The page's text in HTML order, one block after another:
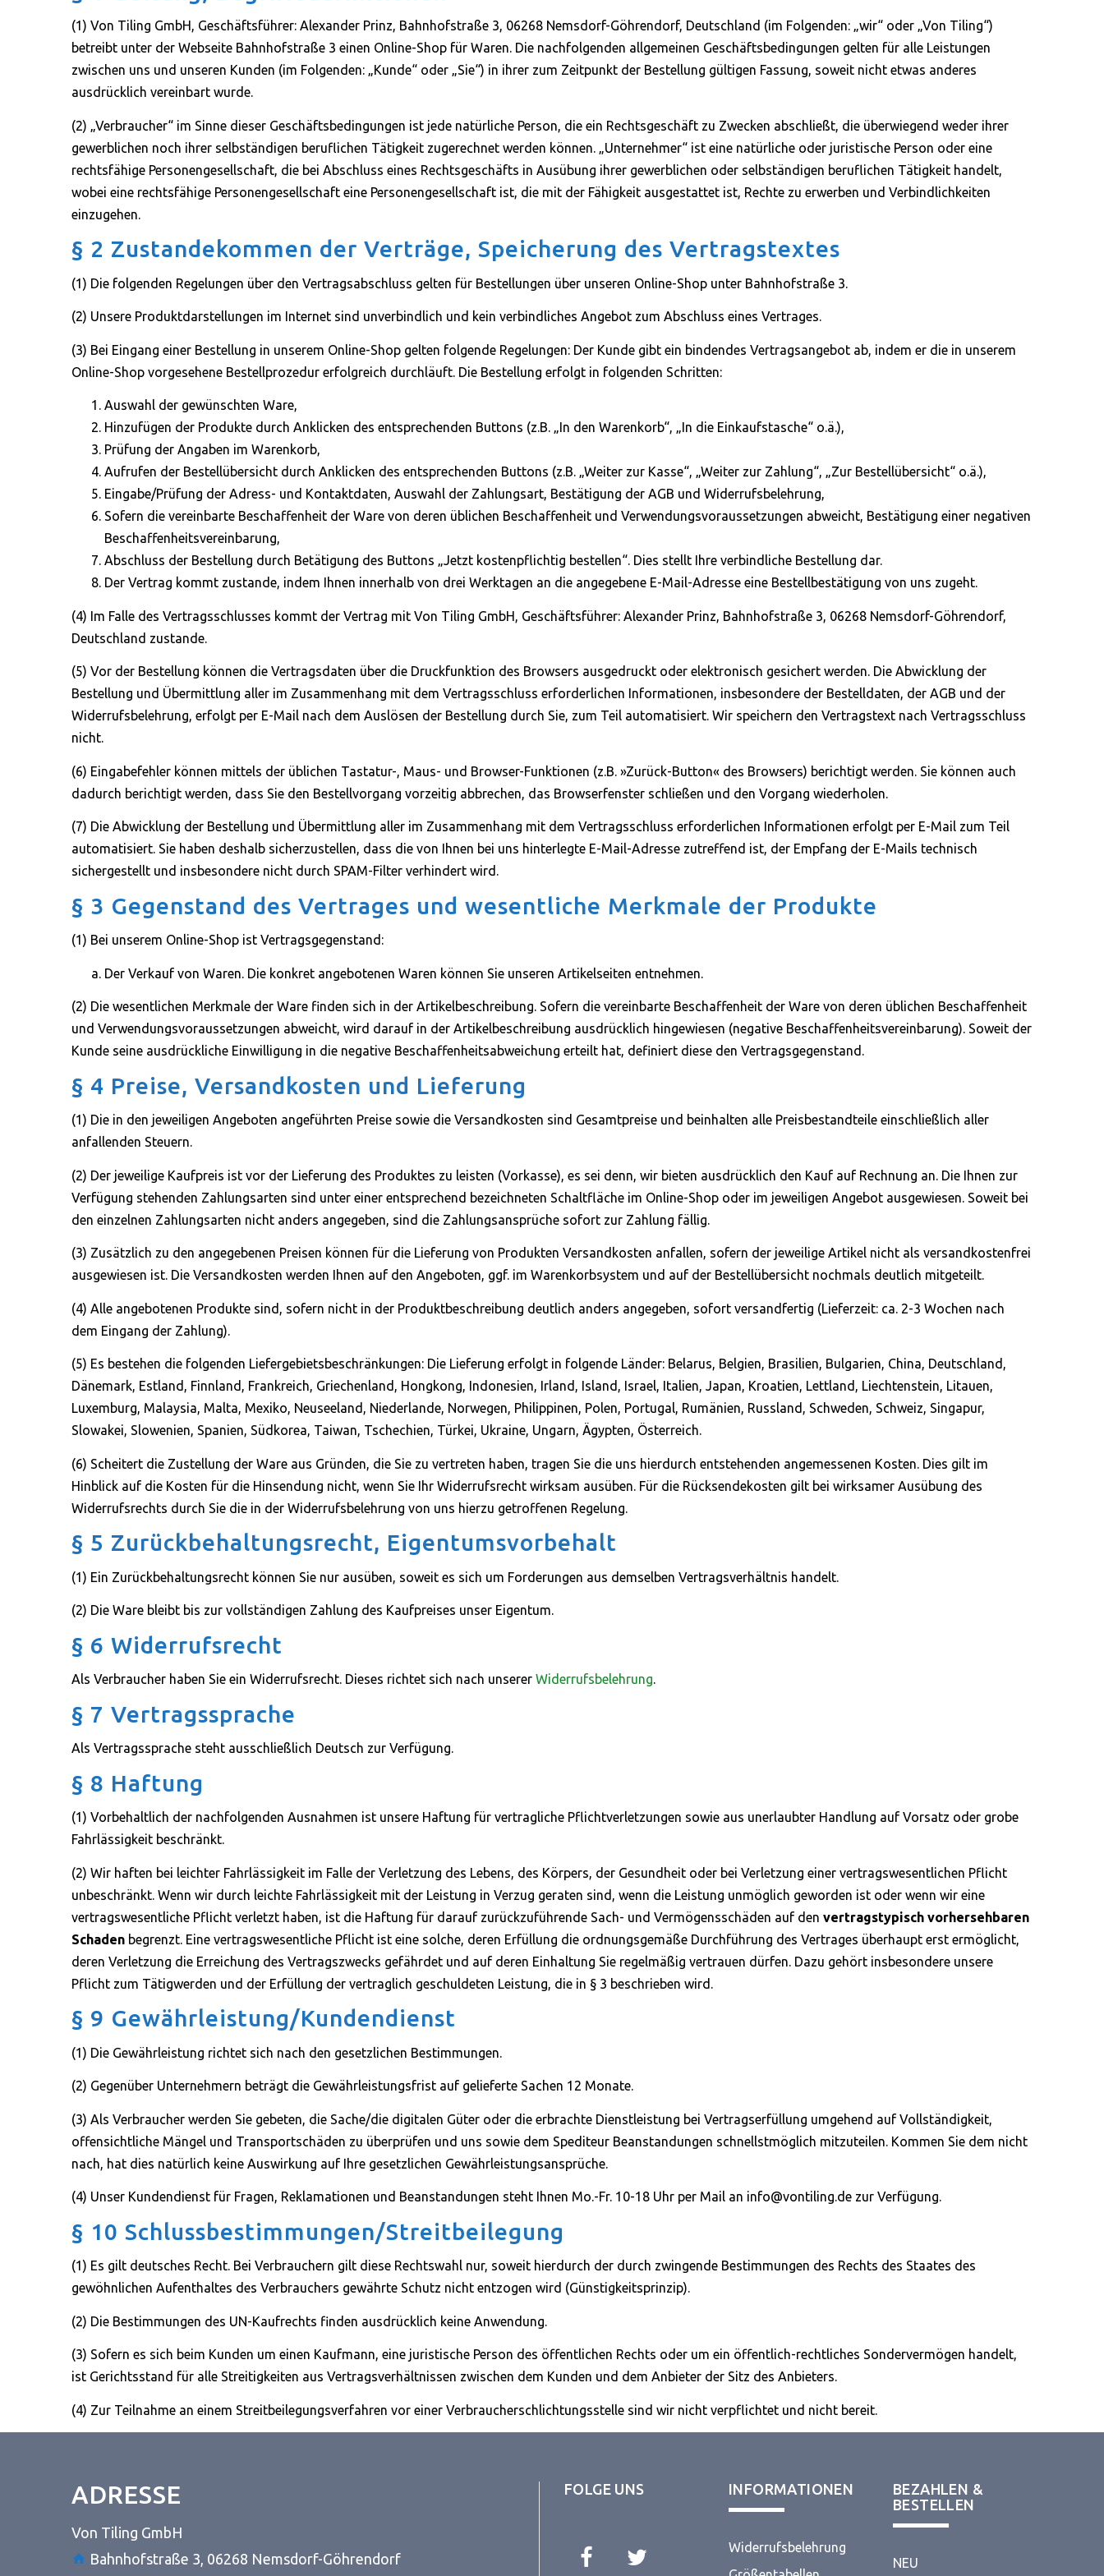
(1) Von Tiling GmbH, Geschäftsführer: Alexander Prinz, Bahnhofstraße 3, 06268 Nemsdorf-Göhrendorf, Deutschland (im Folgenden: „wir“ oder „Von Tiling“)
betreibt unter der Webseite Bahnhofstraße 3 einen Online-Shop für Waren. Die nachfolgenden allgemeinen Geschäftsbedingungen gelten für alle Leistungen
zwischen uns und unseren Kunden (im Folgenden: „Kunde“ oder „Sie“) in ihrer zum Zeitpunkt der Bestellung gültigen Fassung, soweit nicht etwas anderes
ausdrücklich vereinbart wurde.
(2) „Verbraucher“ im Sinne dieser Geschäftsbedingungen ist jede natürliche Person, die ein Rechtsgeschäft zu Zwecken abschließt, die überwiegend weder ihrer
gewerblichen noch ihrer selbständigen beruflichen Tätigkeit zugerechnet werden können. „Unternehmer“ ist eine natürliche oder juristische Person oder eine
rechtsfähige Personengesellschaft, die bei Abschluss eines Rechtsgeschäfts in Ausübung ihrer gewerblichen oder selbständigen beruflichen Tätigkeit handelt,
wobei eine rechtsfähige Personengesellschaft eine Personengesellschaft ist, die mit der Fähigkeit ausgestattet ist, Rechte zu erwerben und Verbindlichkeiten
einzugehen.
§ 2 Zustandekommen der Verträge, Speicherung des Vertragstextes
(1) Die folgenden Regelungen über den Vertragsabschluss gelten für Bestellungen über unseren Online-Shop unter Bahnhofstraße 3.
(2) Unsere Produktdarstellungen im Internet sind unverbindlich und kein verbindliches Angebot zum Abschluss eines Vertrages.
(3) Bei Eingang einer Bestellung in unserem Online-Shop gelten folgende Regelungen: Der Kunde gibt ein bindendes Vertragsangebot ab, indem er die in unserem
Online-Shop vorgesehene Bestellprozedur erfolgreich durchläuft. Die Bestellung erfolgt in folgenden Schritten:
Auswahl der gewünschten Ware,
Hinzufügen der Produkte durch Anklicken des entsprechenden Buttons (z.B. „In den Warenkorb“, „In die Einkaufstasche“ o.ä.),
Prüfung der Angaben im Warenkorb,
Aufrufen der Bestellübersicht durch Anklicken des entsprechenden Buttons (z.B. „Weiter zur Kasse“, „Weiter zur Zahlung“, „Zur Bestellübersicht“ o.ä.),
Eingabe/Prüfung der Adress- und Kontaktdaten, Auswahl der Zahlungsart, Bestätigung der AGB und Widerrufsbelehrung,
Sofern die vereinbarte Beschaffenheit der Ware von deren üblichen Beschaffenheit und Verwendungsvoraussetzungen abweicht, Bestätigung einer negativen
Beschaffenheitsvereinbarung,
Abschluss der Bestellung durch Betätigung des Buttons „Jetzt kostenpflichtig bestellen“. Dies stellt Ihre verbindliche Bestellung dar.
Der Vertrag kommt zustande, indem Ihnen innerhalb von drei Werktagen an die angegebene E-Mail-Adresse eine Bestellbestätigung von uns zugeht.
(4) Im Falle des Vertragsschlusses kommt der Vertrag mit Von Tiling GmbH, Geschäftsführer: Alexander Prinz, Bahnhofstraße 3, 06268 Nemsdorf-Göhrendorf,
Deutschland zustande.
(5) Vor der Bestellung können die Vertragsdaten über die Druckfunktion des Browsers ausgedruckt oder elektronisch gesichert werden. Die Abwicklung der
Bestellung und Übermittlung aller im Zusammenhang mit dem Vertragsschluss erforderlichen Informationen, insbesondere der Bestelldaten, der AGB und der
Widerrufsbelehrung, erfolgt per E-Mail nach dem Auslösen der Bestellung durch Sie, zum Teil automatisiert. Wir speichern den Vertragstext nach Vertragsschluss
nicht.
(6) Eingabefehler können mittels der üblichen Tastatur-, Maus- und Browser-Funktionen (z.B. »Zurück-Button« des Browsers) berichtigt werden. Sie können auch
dadurch berichtigt werden, dass Sie den Bestellvorgang vorzeitig abbrechen, das Browserfenster schließen und den Vorgang wiederholen.
(7) Die Abwicklung der Bestellung und Übermittlung aller im Zusammenhang mit dem Vertragsschluss erforderlichen Informationen erfolgt per E-Mail zum Teil
automatisiert. Sie haben deshalb sicherzustellen, dass die von Ihnen bei uns hinterlegte E-Mail-Adresse zutreffend ist, der Empfang der E-Mails technisch
sichergestellt und insbesondere nicht durch SPAM-Filter verhindert wird.
§ 3 Gegenstand des Vertrages und wesentliche Merkmale der Produkte
(1) Bei unserem Online-Shop ist Vertragsgegenstand:
Der Verkauf von Waren. Die konkret angebotenen Waren können Sie unseren Artikelseiten entnehmen.
(2) Die wesentlichen Merkmale der Ware finden sich in der Artikelbeschreibung. Sofern die vereinbarte Beschaffenheit der Ware von deren üblichen Beschaffenheit
und Verwendungsvoraussetzungen abweicht, wird darauf in der Artikelbeschreibung ausdrücklich hingewiesen (negative Beschaffenheitsvereinbarung). Soweit der
Kunde seine ausdrückliche Einwilligung in die negative Beschaffenheitsabweichung erteilt hat, definiert diese den Vertragsgegenstand.
§ 4 Preise, Versandkosten und Lieferung
(1) Die in den jeweiligen Angeboten angeführten Preise sowie die Versandkosten sind Gesamtpreise und beinhalten alle Preisbestandteile einschließlich aller
anfallenden Steuern.
(2) Der jeweilige Kaufpreis ist vor der Lieferung des Produktes zu leisten (Vorkasse), es sei denn, wir bieten ausdrücklich den Kauf auf Rechnung an. Die Ihnen zur
Verfügung stehenden Zahlungsarten sind unter einer entsprechend bezeichneten Schaltfläche im Online-Shop oder im jeweiligen Angebot ausgewiesen. Soweit bei
den einzelnen Zahlungsarten nicht anders angegeben, sind die Zahlungsansprüche sofort zur Zahlung fällig.
(3) Zusätzlich zu den angegebenen Preisen können für die Lieferung von Produkten Versandkosten anfallen, sofern der jeweilige Artikel nicht als versandkostenfrei
ausgewiesen ist. Die Versandkosten werden Ihnen auf den Angeboten, ggf. im Warenkorbsystem und auf der Bestellübersicht nochmals deutlich mitgeteilt.
(4) Alle angebotenen Produkte sind, sofern nicht in der Produktbeschreibung deutlich anders angegeben, sofort versandfertig (Lieferzeit: ca. 2-3 Wochen nach
dem Eingang der Zahlung).
(5) Es bestehen die folgenden Liefergebietsbeschränkungen: Die Lieferung erfolgt in folgende Länder: Belarus, Belgien, Brasilien, Bulgarien, China, Deutschland,
Dänemark, Estland, Finnland, Frankreich, Griechenland, Hongkong, Indonesien, Irland, Island, Israel, Italien, Japan, Kroatien, Lettland, Liechtenstein, Litauen,
Luxemburg, Malaysia, Malta, Mexiko, Neuseeland, Niederlande, Norwegen, Philippinen, Polen, Portugal, Rumänien, Russland, Schweden, Schweiz, Singapur,
Slowakei, Slowenien, Spanien, Südkorea, Taiwan, Tschechien, Türkei, Ukraine, Ungarn, Ägypten, Österreich.
(6) Scheitert die Zustellung der Ware aus Gründen, die Sie zu vertreten haben, tragen Sie die uns hierdurch entstehenden angemessenen Kosten. Dies gilt im
Hinblick auf die Kosten für die Hinsendung nicht, wenn Sie Ihr Widerrufsrecht wirksam ausüben. Für die Rücksendekosten gilt bei wirksamer Ausübung des
Widerrufsrechts durch Sie die in der Widerrufsbelehrung von uns hierzu getroffenen Regelung.
§ 5 Zurückbehaltungsrecht, Eigentumsvorbehalt
(1) Ein Zurückbehaltungsrecht können Sie nur ausüben, soweit es sich um Forderungen aus demselben Vertragsverhältnis handelt.
(2) Die Ware bleibt bis zur vollständigen Zahlung des Kaufpreises unser Eigentum.
§ 6 Widerrufsrecht
Als Verbraucher haben Sie ein Widerrufsrecht. Dieses richtet sich nach unserer Widerrufsbelehrung.
§ 7 Vertragssprache
Als Vertragssprache steht ausschließlich Deutsch zur Verfügung.
§ 8 Haftung
(1) Vorbehaltlich der nachfolgenden Ausnahmen ist unsere Haftung für vertragliche Pflichtverletzungen sowie aus unerlaubter Handlung auf Vorsatz oder grobe
Fahrlässigkeit beschränkt.
(2) Wir haften bei leichter Fahrlässigkeit im Falle der Verletzung des Lebens, des Körpers, der Gesundheit oder bei Verletzung einer vertragswesentlichen Pflicht
unbeschränkt. Wenn wir durch leichte Fahrlässigkeit mit der Leistung in Verzug geraten sind, wenn die Leistung unmöglich geworden ist oder wenn wir eine
vertragswesentliche Pflicht verletzt haben, ist die Haftung für darauf zurückzuführende Sach- und Vermögensschäden auf den vertragstypisch vorhersehbaren
Schaden begrenzt. Eine vertragswesentliche Pflicht ist eine solche, deren Erfüllung die ordnungsgemäße Durchführung des Vertrages überhaupt erst ermöglicht,
deren Verletzung die Erreichung des Vertragszwecks gefährdet und auf deren Einhaltung Sie regelmäßig vertrauen dürfen. Dazu gehört insbesondere unsere
Pflicht zum Tätigwerden und der Erfüllung der vertraglich geschuldeten Leistung, die in § 3 beschrieben wird.
§ 9 Gewährleistung/Kundendienst
(1) Die Gewährleistung richtet sich nach den gesetzlichen Bestimmungen.
(2) Gegenüber Unternehmern beträgt die Gewährleistungsfrist auf gelieferte Sachen 12 Monate.
(3) Als Verbraucher werden Sie gebeten, die Sache/die digitalen Güter oder die erbrachte Dienstleistung bei Vertragserfüllung umgehend auf Vollständigkeit,
offensichtliche Mängel und Transportschäden zu überprüfen und uns sowie dem Spediteur Beanstandungen schnellstmöglich mitzuteilen. Kommen Sie dem nicht
nach, hat dies natürlich keine Auswirkung auf Ihre gesetzlichen Gewährleistungsansprüche.
(4) Unser Kundendienst für Fragen, Reklamationen und Beanstandungen steht Ihnen Mo.-Fr. 10-18 Uhr per Mail an info@vontiling.de zur Verfügung.
§ 10 Schlussbestimmungen/Streitbeilegung
(1) Es gilt deutsches Recht. Bei Verbrauchern gilt diese Rechtswahl nur, soweit hierdurch der durch zwingende Bestimmungen des Rechts des Staates des
gewöhnlichen Aufenthaltes des Verbrauchers gewährte Schutz nicht entzogen wird (Günstigkeitsprinzip).
(2) Die Bestimmungen des UN-Kaufrechts finden ausdrücklich keine Anwendung.
(3) Sofern es sich beim Kunden um einen Kaufmann, eine juristische Person des öffentlichen Rechts oder um ein öffentlich-rechtliches Sondervermögen handelt,
ist Gerichtsstand für alle Streitigkeiten aus Vertragsverhältnissen zwischen dem Kunden und dem Anbieter der Sitz des Anbieters.
(4) Zur Teilnahme an einem Streitbeilegungsverfahren vor einer Verbraucherschlichtungsstelle sind wir nicht verpflichtet und nicht bereit.
ADRESSE
Von Tiling GmbH
Bahnhofstraße 3, 06268 Nemsdorf-Göhrendorf
FOLGE UNS INFORMATIONEN
Widerrufsbelehrung
BEZAHLEN &
BESTELLEN
NEU